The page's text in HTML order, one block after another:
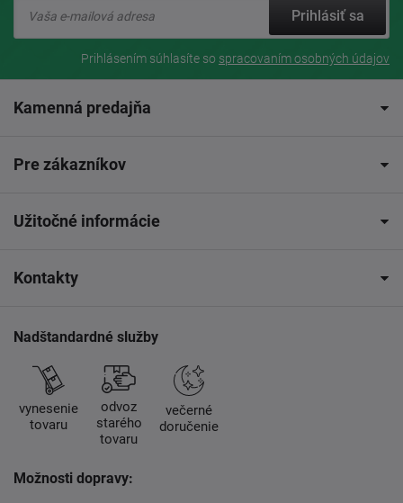
Prihlásiť sa
Prihlásením súhlasíte so spracovaním osobných údajov
Kamenná predajňa
Pre zákazníkov
Užitočné informácie
Kontakty
Nadštandardné služby
vynesenie
tovaru
odvoz
starého
tovaru
večerné
doručenie
Možnosti dopravy: